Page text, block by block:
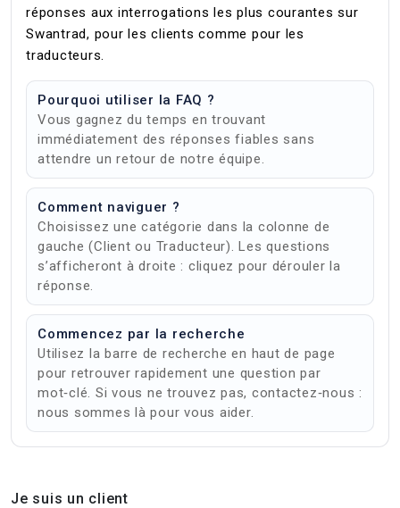
réponses aux interrogations les plus courantes sur
Swantrad, pour les clients comme pour les
traducteurs.
Pourquoi utiliser la FAQ ?
Vous gagnez du temps en trouvant
immédiatement des réponses fiables sans
attendre un retour de notre équipe.
Comment naviguer ?
Choisissez une catégorie dans la colonne de
gauche (Client ou Traducteur). Les questions
s’afficheront à droite : cliquez pour dérouler la
réponse.
Commencez par la recherche
Utilisez la barre de recherche en haut de page
pour retrouver rapidement une question par
mot‑clé. Si vous ne trouvez pas, contactez‑nous :
nous sommes là pour vous aider.
Je suis un client